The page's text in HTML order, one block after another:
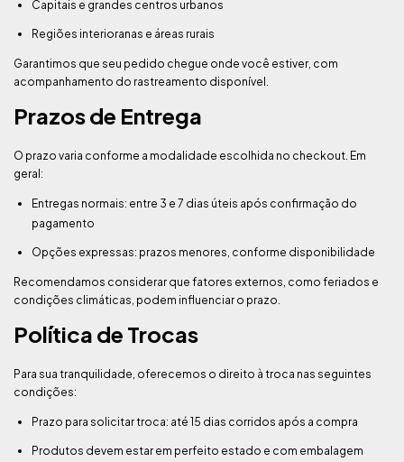
Capitais e grandes centros urbanos
Regiões interioranas e áreas rurais
Garantimos que seu pedido chegue onde você estiver, com
acompanhamento do rastreamento disponível.
Prazos de Entrega
O prazo varia conforme a modalidade escolhida no checkout. Em
geral:
Entregas normais: entre 3 e 7 dias úteis após confirmação do
pagamento
Opções expressas: prazos menores, conforme disponibilidade
Recomendamos considerar que fatores externos, como feriados e
condições climáticas, podem influenciar o prazo.
Política de Trocas
Para sua tranquilidade, oferecemos o direito à troca nas seguintes
condições:
Prazo para solicitar troca: até 15 dias corridos após a compra
Produtos devem estar em perfeito estado e com embalagem